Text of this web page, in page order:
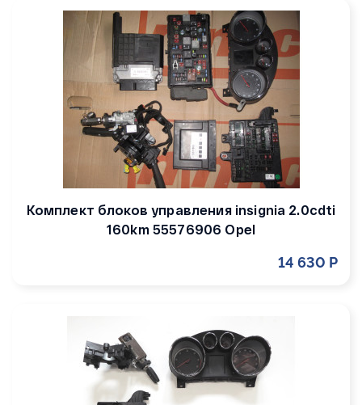
Комплект блоков управления insignia 2.0cdti
160km 55576906 Opel
14 630 Р